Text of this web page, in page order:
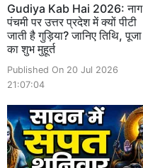
Gudiya Kab Hai 2026: नाग
पंचमी पर उत्तर प्रदेश में क्यों पीटी
जाती है गुड़िया? जानिए तिथि, पूजा
का शुभ मुहूर्त
Published On 20 Jul 2026
21:07:04